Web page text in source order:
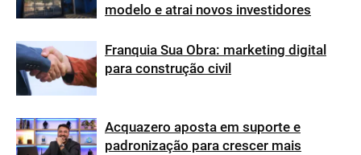
modelo e atrai novos investidores
Franquia Sua Obra: marketing digital
para construção civil
Acquazero aposta em suporte e
padronização para crescer mais